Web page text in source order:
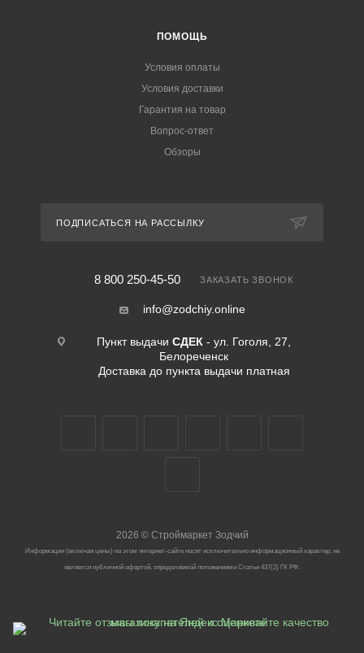
ПОМОЩЬ
Условия оплаты
Условия доставки
Гарантия на товар
Вопрос-ответ
Обзоры
ПОДПИСАТЬСЯ НА РАССЫЛКУ
8 800 250-45-50 ЗАКАЗАТЬ ЗВОНОК
info@zodchiy.online
Пункт выдачи СДЕК - ул. Гоголя, 27,
Белореченск
Доставка до пункта выдачи платная
2026 ©Строймаркет Зодчий
Информация (включая цены) на этом интернет-сайте носит исключительно информационный характер, не
является публичной офертой, определяемой положениями Статьи 437(2) ГК РФ.